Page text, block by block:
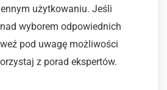
użytkowaniu. Jeśli
wyborem odpowiednich
pod uwagę możliwości
z porad ekspertów.